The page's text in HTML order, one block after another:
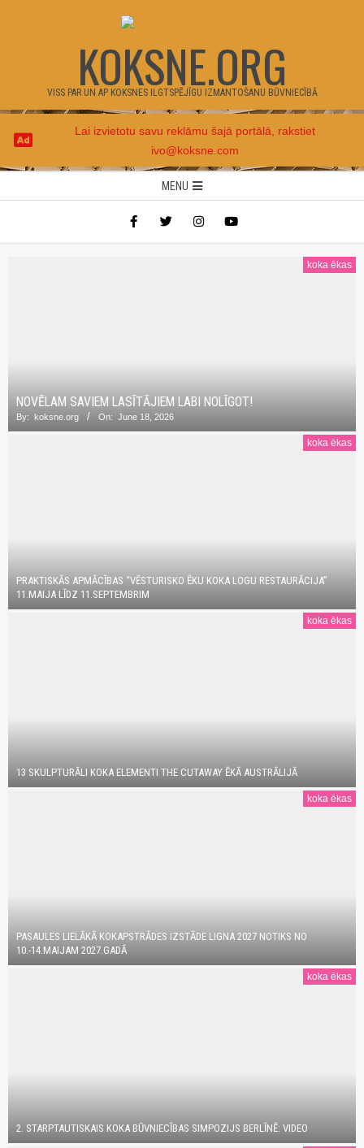
KOKSNE.ORG
VISS PAR UN AP KOKSNES ILGTSPĒJĪGU IZMANTOŠANU BŪVNIECĪBĀ
Lai izvietotu savu reklāmu šajā portālā, rakstiet
ivo@koksne.com
Navigation
MENU
koka ēkas
NOVĒLAM SAVIEM LASĪTĀJIEM LABI NOLĪGOT!
By: koksne.org On: June 18, 2026
koka ēkas
PRAKTISKĀS APMĀCĪBAS “VĒSTURISKO ĒKU KOKA LOGU RESTAURĀCIJA”
11.MAIJA LĪDZ 11.SEPTEMBRIM
koka ēkas
13 SKULPTURĀLI KOKA ELEMENTI THE CUTAWAY ĒKĀ AUSTRĀLIJĀ
koka ēkas
PASAULES LIELĀKĀ KOKAPSTRĀDES IZSTĀDE LIGNA 2027 NOTIKS NO
10.-14.MAIJAM 2027.GADĀ
koka ēkas
2. STARPTAUTISKAIS KOKA BŪVNIECĪBAS SIMPOZIJS BERLĪNĒ: VIDEO